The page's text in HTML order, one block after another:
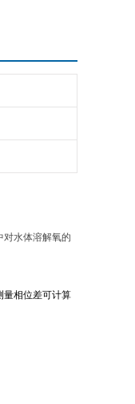
对水体溶解氧的
量相位差可计算